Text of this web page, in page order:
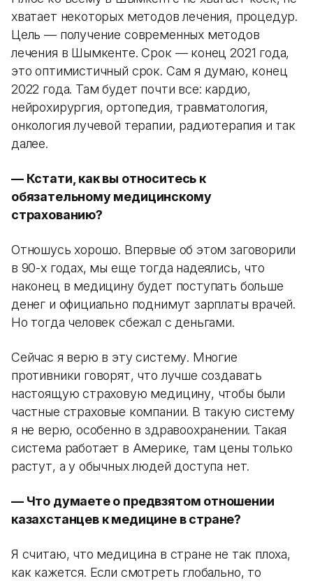
хватает некоторых методов лечения, процедур.
Цель — получение современных методов
лечения в Шымкенте. Срок — конец 2021 года,
это оптимистичный срок. Сам я думаю, конец
2022 года. Там будет почти все: кардио,
нейрохирургия, ортопедия, травматология,
онкология лучевой терапии, радиотерапия и так
далее.
— Кстати, как вы относитесь к
обязательному медицинскому
страхованию?
Отношусь хорошо. Впервые об этом заговорили
в 90-х годах, мы еще тогда надеялись, что
наконец в медицину будет поступать больше
денег и официально поднимут зарплаты врачей.
Но тогда человек сбежал с деньгами.
Сейчас я верю в эту систему. Многие
противники говорят, что лучше создавать
настоящую страховую медицину, чтобы были
частные страховые компании. В такую систему
я не верю, особенно в здравоохранении. Такая
система работает в Америке, там цены только
растут, а у обычных людей доступа нет.
— Что думаете о предвзятом отношении
казахстанцев к медицине в стране?
Я считаю, что медицина в стране не так плоха,
как кажется. Если смотреть глобально, то